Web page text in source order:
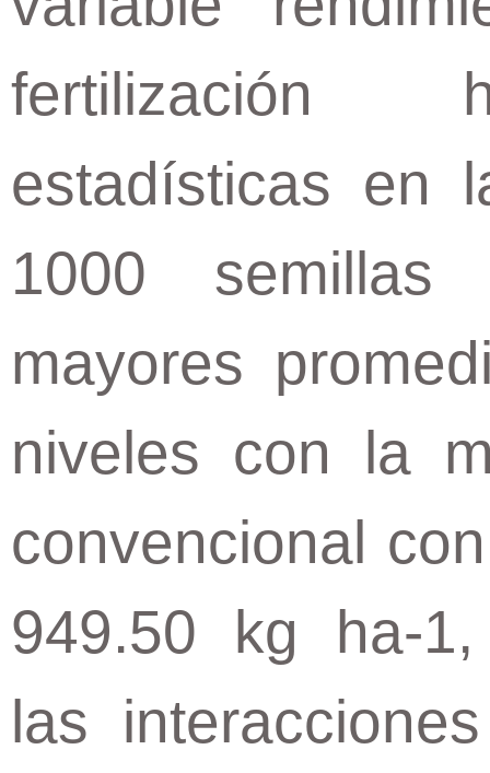
fertilización
estadísticas en
1000
mayores
niveles con la
convencional
949.50 kg ha-
las